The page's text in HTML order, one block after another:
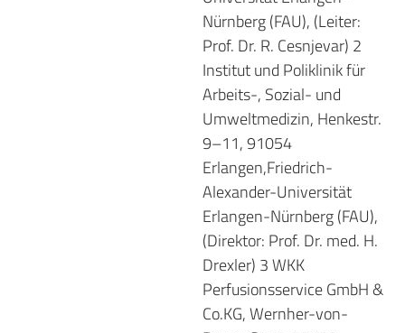
Nürnberg (FAU), (Leiter:
Prof. Dr. R. Cesnjevar) 2
Institut und Poliklinik für
Arbeits-, Sozial- und
Umweltmedizin, Henkestr.
9–11, 91054
Erlangen,Friedrich-
Alexander-Universität
Erlangen-Nürnberg (FAU),
(Direktor: Prof. Dr. med. H.
Drexler) 3 WKK
Perfusionsservice GmbH &
Co.KG, Wernher-von-